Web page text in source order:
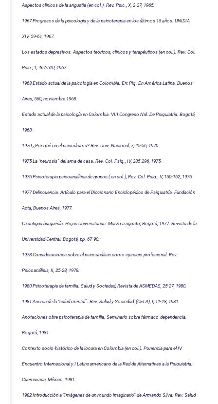
Aspectos clínicos de la angustia (en col.). Rev. Psic., X, 2-27, 1965.
1967 Progresos de la psicología y de la psicoterapia en los últimos 15 años. UNIDIA,
XIV, 59-61, 1967.
Los estados depresivos. Aspectos teóricos, clínicos y terapéuticos (en col.). Rev. Col.
Psic., 1, 467-510, 1967.
1968 Estado actual de la psicología en Colombia. En: Piq. En América Latina. Buenos
Aires, 560, noviembre 1968.
Estado actual de la psicología en Colombia. VIII Congreso Nal. De Psiquiatría. Bogotá,
1968.
1970 ¿Por qué no el psicodrama? Rev. Univ. Nacional, 7, 45-56, 1970.
1975 La “neurosis” del ama de casa. Rev. Col. Psiq., IV, 285-296, 1975.
1976 Psicoterapia psicoanalítica de grupos ( en col.), Rev. Col. Psiq., V, 150-162, 1976.
1977 Delincuencia. Artículo para el Diccionario Enciclopédico de Psiquiatría. Fundación
Acta, Buenos Aires, 1977.
La antigua burguesía. Hojas Universitarias. Marzo a agosto, Bogotá, 1977. Revista de la
Universidad Central. Bogotá, pp. 67-90.
1978 Consideraciones sobre el psicoanálisis como ejercicio profesional. Rev.
Psicoanálisis, II, 25-28, 1978.
1980 Psicoterapia de familia. Salud y Sociedad, Revista de ASMEDAS, 25-27, 1980.
1981 Acerca de la “salud mental”. Rev. Salud y Sociedad, (CELA), I, 11-18, 1981.
Anotaciones obre psicoterapia de familia. Seminario sobre fármaco-dependencia.
Bogotá, 1981.
Contexto socio-histórico de la locura en Colombia (en col.). Ponencia para el IV
Encuentro Internacional y I Latinoamericano de la Red de Alternativas a la Psiquiatría.
Cuernavaca, México, 1981.
1982 Introducción a “Imágenes de un mundo imaginario” de Armando Silva. Rev. Salud